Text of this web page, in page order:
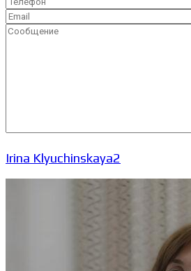
Irina Klyuchinskaya2